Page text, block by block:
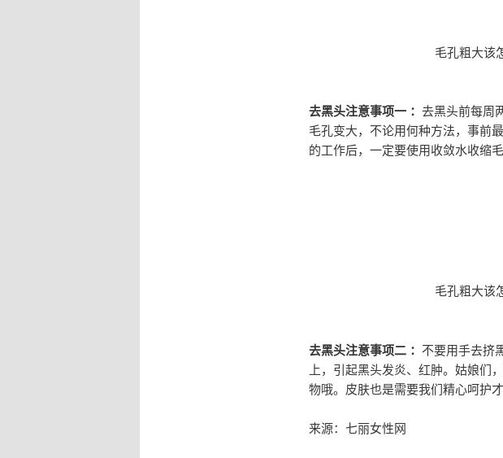
毛孔粗大该
去黑头注意事项一 ： 去黑头前每周
毛孔变大，不论用何种方法，事前
的工作后，一定要使用收敛水收缩
毛孔粗大该
去黑头注意事项二 ： 不要用手去挤
上，引起黑头发炎、红肿。姑娘们
物哦。皮肤也是需要我们精心呵护才
来源：七丽女性网